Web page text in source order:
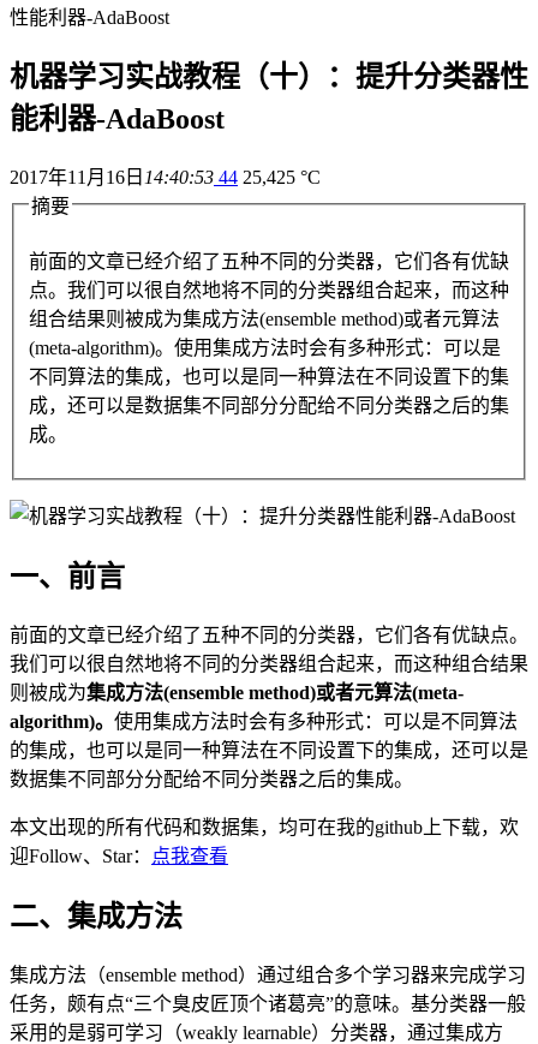
性能利器-AdaBoost
机器学习实战教程（十）：提升分类器性
能利器-AdaBoost
2017年11月16日 14:40:53 44 25,425 °C
摘要
前面的文章已经介绍了五种不同的分类器，它们各有优缺
点。我们可以很自然地将不同的分类器组合起来，而这种
组合结果则被成为集成方法(ensemble method)或者元算法
(meta-algorithm)。使用集成方法时会有多种形式：可以是
不同算法的集成，也可以是同一种算法在不同设置下的集
成，还可以是数据集不同部分分配给不同分类器之后的集
成。
一、前言
前面的文章已经介绍了五种不同的分类器，它们各有优缺点。
我们可以很自然地将不同的分类器组合起来，而这种组合结果
则被成为集成方法(ensemble method)或者元算法(meta-
algorithm)。 使用集成方法时会有多种形式：可以是不同算法
的集成，也可以是同一种算法在不同设置下的集成，还可以是
数据集不同部分分配给不同分类器之后的集成。
本文出现的所有代码和数据集，均可在我的github上下载，欢
迎Follow、Star：
点我查看
二、集成方法
集成方法（ensemble method）通过组合多个学习器来完成学习
任务，颇有点“三个臭皮匠顶个诸葛亮”的意味。基分类器一般
采用的是弱可学习（weakly learnable）分类器，通过集成方